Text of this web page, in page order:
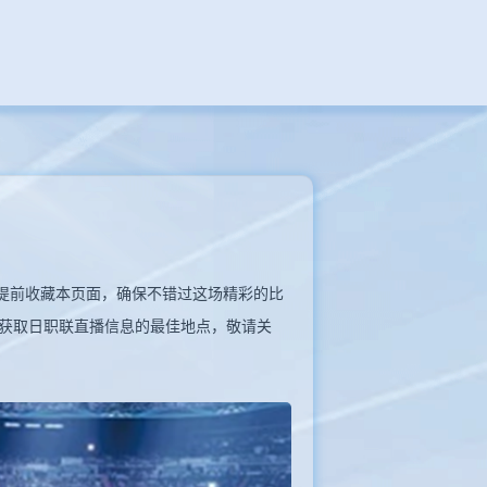
收藏本页面，确保不错过这场精彩的比
取日职联直播信息的最佳地点，敬请关